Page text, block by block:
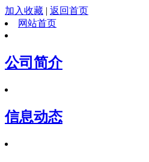
加入收藏 | 返回首页
网站首页
公司简介
信息动态